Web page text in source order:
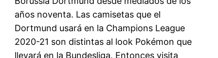
años noventa. Las camisetas que el
Dortmund usará en la Champions League
2020-21 son distintas al look Pokémon que
llevará en la Bundesliga. Entonces visita